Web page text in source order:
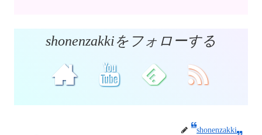
shonenzakkiをフォローする
shonenzakki